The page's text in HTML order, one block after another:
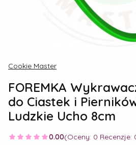
Cookie Master
FOREMKA
do Ciastek i
Ludzkie Ucho 8cm
0.00(Oceny: 0 Recenzje: